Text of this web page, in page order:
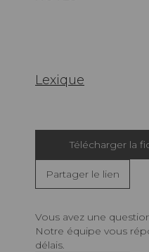
Lexique
Télécharger la
Partager le lien
Vous avez une
Notre équipe vous
délais.